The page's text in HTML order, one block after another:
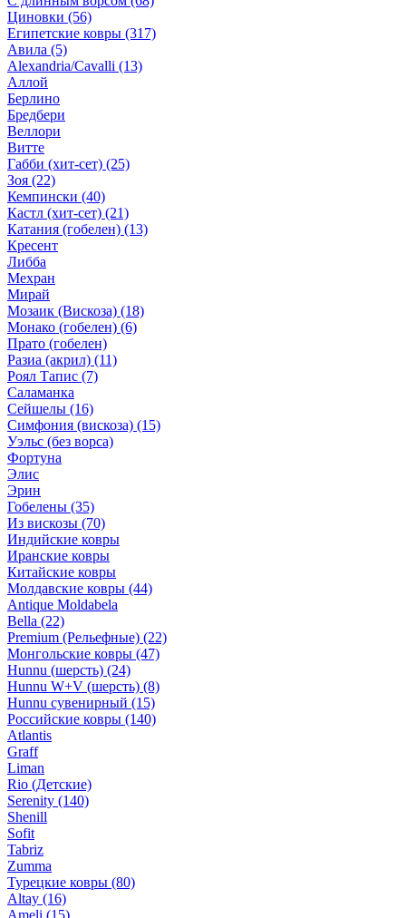
Циновки (56)
Египетские ковры (317)
Авила (5)
Alexandria/Cavalli (13)
Аллой
Берлино
Бредбери
Веллори
Витте
Габби (хит-сет) (25)
Зоя (22)
Кемпински (40)
Кастл (хит-сет) (21)
Катания (гобелен) (13)
Кресент
Либба
Мехран
Мирай
Мозаик (Вискоза) (18)
Монако (гобелен) (6)
Прато (гобелен)
Разиа (акрил) (11)
Роял Тапис (7)
Саламанка
Сейшелы (16)
Симфония (вискоза) (15)
Уэльс (без ворса)
Фортуна
Элис
Эрин
Гобелены (35)
Из вискозы (70)
Индийские ковры
Иранские ковры
Китайские ковры
Молдавские ковры (44)
Antique Moldabela
Bella (22)
Premium (Рельефные) (22)
Монгольские ковры (47)
Hunnu (шерсть) (24)
Hunnu W+V (шерсть) (8)
Hunnu сувенирный (15)
Российские ковры (140)
Atlantis
Graff
Liman
Rio (Детские)
Serenity (140)
Shenill
Sofit
Tabriz
Zumma
Турецкие ковры (80)
Altay (16)
Ameli (15)